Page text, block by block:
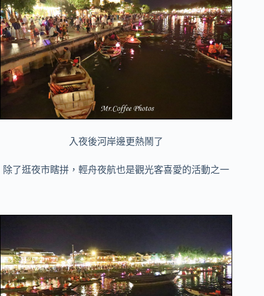
入夜後河岸邊更熱鬧了
除了逛夜市瞎拼，輕舟夜航也是觀光客喜愛的活動之一